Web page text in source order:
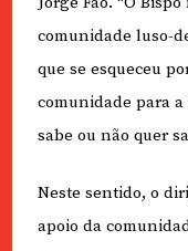
comunidade luso-
que se esqueceu
comunidade para a
sabe ou não quer
Neste sentido, o
apoio da